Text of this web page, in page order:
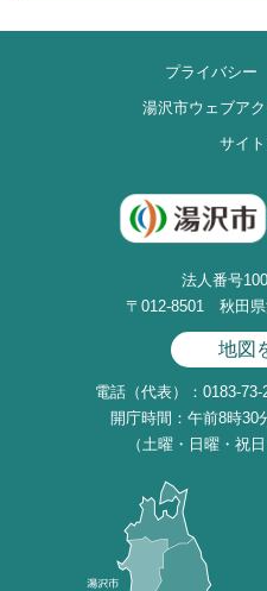
プライバシー
湯沢市ウェブア
サイ
法人番号
〒012-8501 秋田県
地図
電話（代表）：0183-73-
開庁時間：午前8時30
（土曜・日曜・祝